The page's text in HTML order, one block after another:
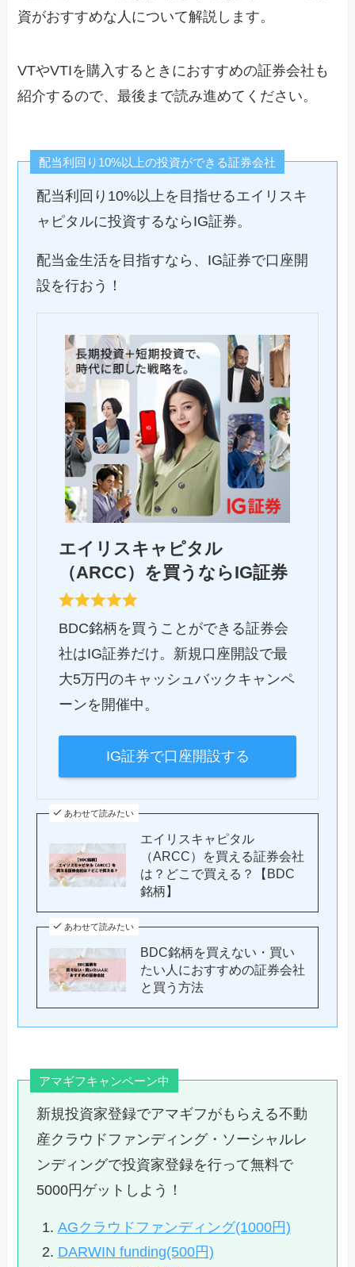
資がおすすめな人について解説します。
VTやVTIを購入するときにおすすめの証券会社も
紹介するので、最後まで読み進めてください。
配当利回り10%以上の投資ができる証券会社
配当利回り10%以上を目指せるエイリスキ
ャピタルに投資するならIG証券。
配当金生活を目指すなら、IG証券で口座開
設を行おう！
エイリスキャピタル
（ARCC）を買うならIG証券
BDC銘柄を買うことができる証券会
社はIG証券だけ。新規口座開設で最
大5万円のキャッシュバックキャンペ
ーンを開催中。
IG証券で口座開設する
あわせて読みたい
エイリスキャピタル
（ARCC）を買える証券会社
は？どこで買える？【BDC
銘柄】
あわせて読みたい
BDC銘柄を買えない・買い
たい人におすすめの証券会社
と買う方法
アマギフキャンペーン中
新規投資家登録でアマギフがもらえる不動
産クラウドファンディング・ソーシャルレ
ンディングで投資家登録を行って無料で
5000円ゲットしよう！
AGクラウドファンディング(1000円)
DARWIN funding(500円)